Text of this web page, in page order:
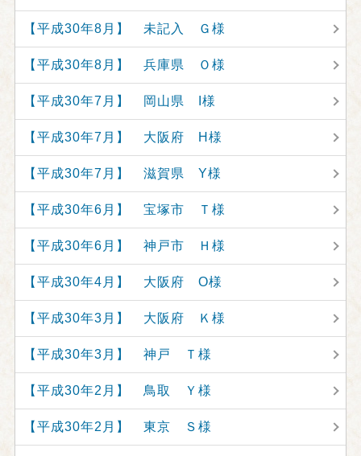
【平成30年8月】 未記入 Ｇ様
【平成30年8月】 兵庫県 Ｏ様
【平成30年7月】 岡山県 I様
【平成30年7月】 大阪府 H様
【平成30年7月】 滋賀県 Y様
【平成30年6月】 宝塚市 Ｔ様
【平成30年6月】 神戸市 Ｈ様
【平成30年4月】 大阪府 O様
【平成30年3月】 大阪府 Ｋ様
【平成30年3月】 神戸 Ｔ様
【平成30年2月】 鳥取 Ｙ様
【平成30年2月】 東京 Ｓ様